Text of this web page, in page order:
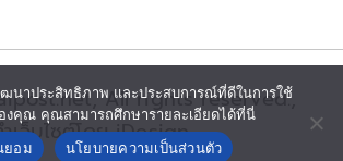
All rights reserved.,
เว็บไซต์โดย iDesign
ฒนาประสิทธิภาพ และประสบการณ์ที่ดีในการใช้
งคุณ คุณสามารถศึกษารายละเอียดได้ที่นี่
ยอม
นโยบายความเป็นส่วนตัว